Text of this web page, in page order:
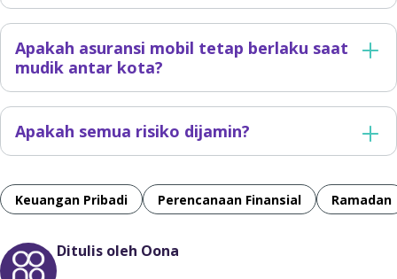
Apakah asuransi mobil tetap berlaku saat
mudik antar kota?
Apakah semua risiko dijamin?
Keuangan Pribadi Perencanaan Finansial Ramadan
Ditulis oleh Oona